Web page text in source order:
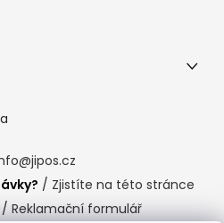
/ Zjistíte na této stránce
/ Reklamační formulář